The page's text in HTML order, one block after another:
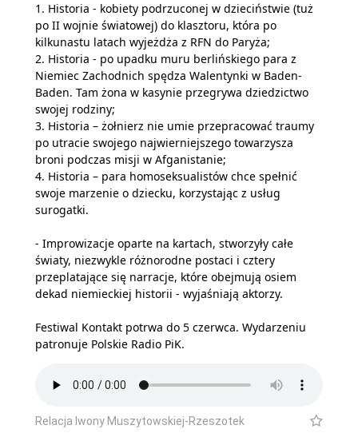
1. Historia - kobiety podrzuconej w dzieciństwie (tuż
po II wojnie światowej) do klasztoru, która po
kilkunastu latach wyjeżdża z RFN do Paryża;
2. Historia - po upadku muru berlińskiego para z
Niemiec Zachodnich spędza Walentynki w Baden-
Baden. Tam żona w kasynie przegrywa dziedzictwo
swojej rodziny;
3. Historia – żołnierz nie umie przepracować traumy
po utracie swojego najwierniejszego towarzysza
broni podczas misji w Afganistanie;
4. Historia – para homoseksualistów chce spełnić
swoje marzenie o dziecku, korzystając z usług
surogatki.
- Improwizacje oparte na kartach, stworzyły całe
światy, niezwykle różnorodne postaci i cztery
przeplatające się narracje, które obejmują osiem
dekad niemieckiej historii - wyjaśniają aktorzy.
Festiwal Kontakt potrwa do 5 czerwca. Wydarzeniu
patronuje Polskie Radio PiK.
Relacja Iwony Muszytowskiej-Rzeszotek